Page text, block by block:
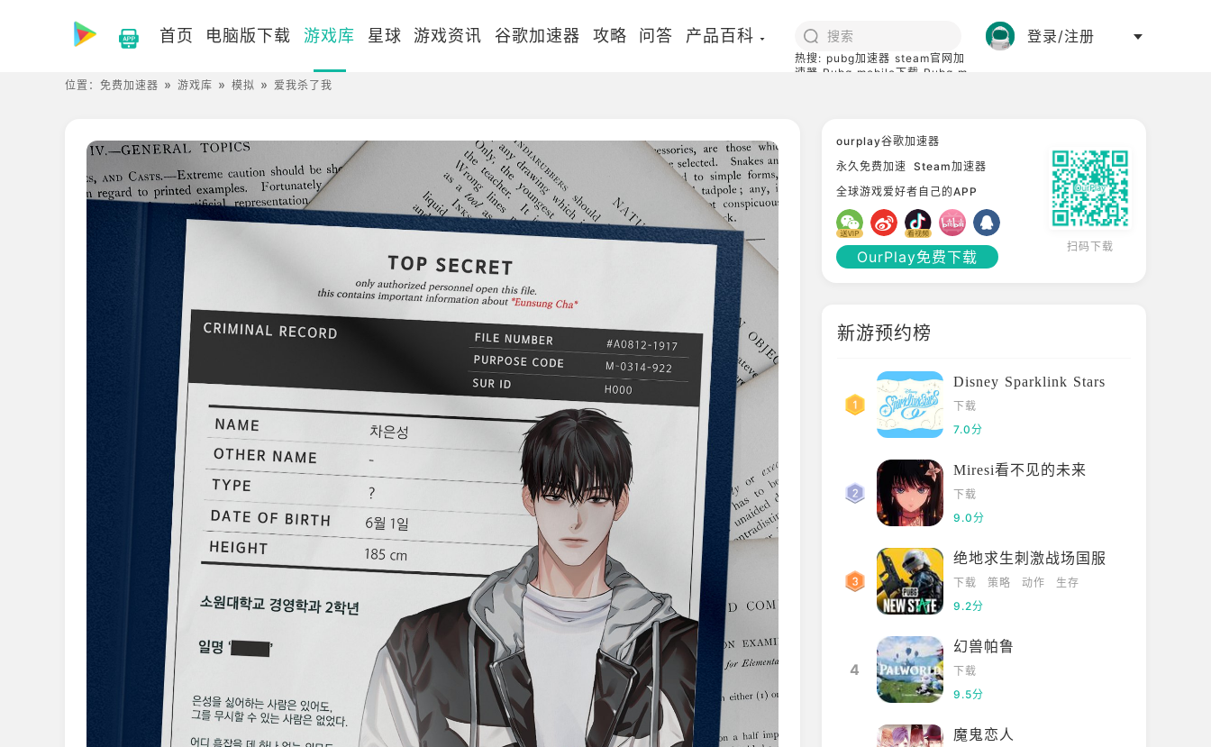
首页 电脑版下载 游戏库 星球 游戏资讯 谷歌加速器 攻略 问答 产品百科
热搜: pubg加速器 steam官网加
速器 Pubg mobile下载 Pubg m
登录/注册
位置： 免费加速器 游戏库 模拟 爱我杀了我
ourplay谷歌加速器
永久免费加速 Steam加速器
全球游戏爱好者自己的APP
OurPlay免费下载
扫码下载
新游预约榜
Disney Sparklink Stars
下载
7.0分
Miresi看不见的未来
下载
9.0分
绝地求生刺激战场国服
下载 策略 动作
生存
9.2分
4
幻兽帕鲁
下载
9.5分
魔鬼恋人